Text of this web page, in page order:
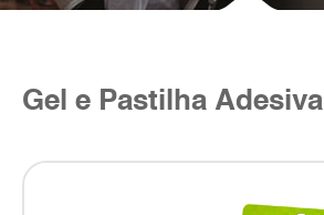
Gel e Pastilha Adesiva